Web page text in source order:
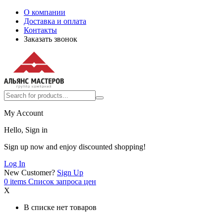
О компании
Доставка и оплата
Контакты
Заказать звонок
My Account
Hello, Sign in
Sign up now and enjoy discounted shopping!
Log In
New Customer? Sign Up
0 items Список запроса цен
X
В списке нет товаров